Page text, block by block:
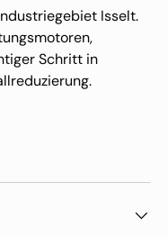
Isselt.
Schritt in